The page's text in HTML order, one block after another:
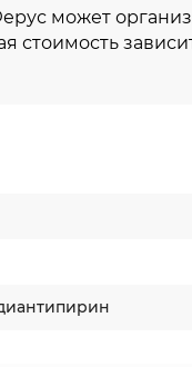
может
стоимость